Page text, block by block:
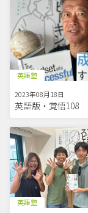
英語塾
2023年08月18日
英語版・覚悟108
英語塾